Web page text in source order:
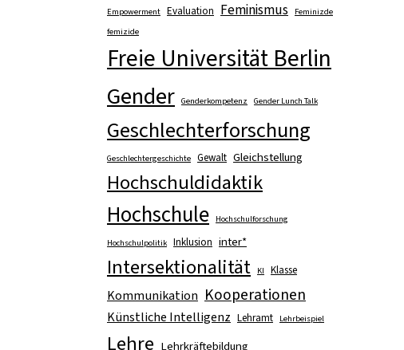
Empowerment Evaluation Feminismus
Feminizde
femizide
Freie Universität Berlin
Gender Genderkompetenz Gender Lunch Talk
Geschlechterforschung
Geschlechtergeschichte Gewalt Gleichstellung
Hochschuldidaktik
Hochschule Hochschulforschung
Hochschulpolitik Inklusion inter*
Intersektionalität KI Klasse
Kommunikation Kooperationen
Künstliche Intelligenz Lehramt Lehrbeispiel
Lehre Lehrkräftebildung